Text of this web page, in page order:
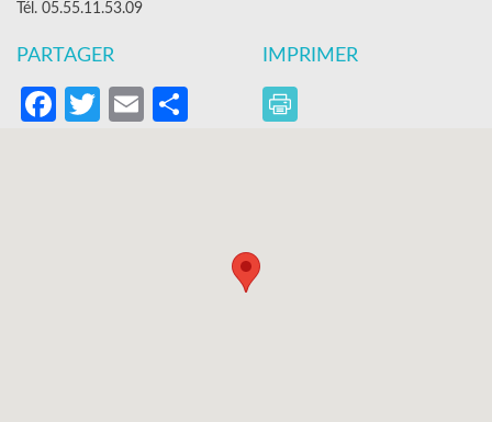
Tél. 05.55.11.53.09
PARTAGER
Facebook
Twitter
EmailPartager
IMPRIMER